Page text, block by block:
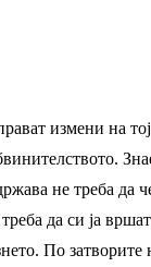
измени на
не треба
да си ја
По